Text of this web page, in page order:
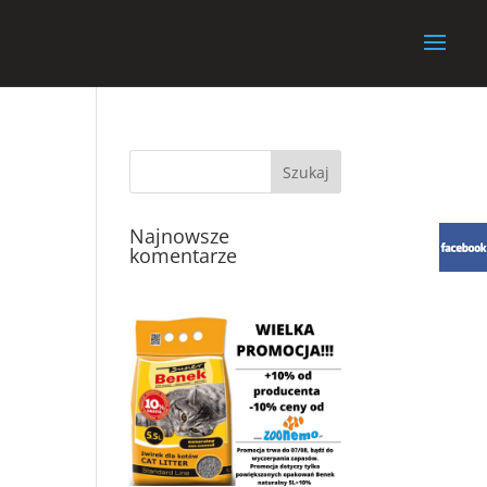
Najnowsze
komentarze